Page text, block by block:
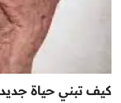
كيف تبني حياة